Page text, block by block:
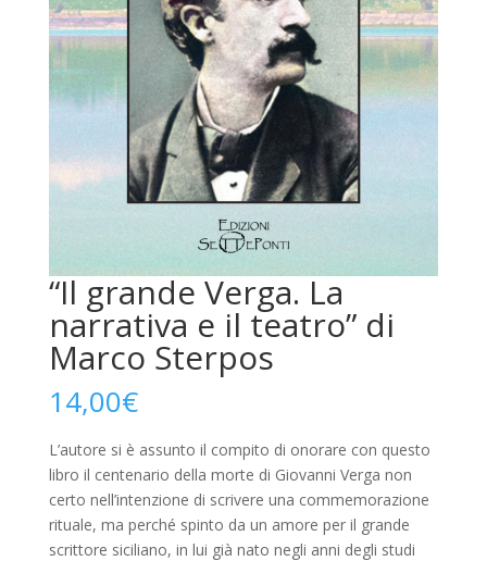
“Il grande Verga. La
narrativa e il teatro” di
Marco Sterpos
14,00€
L’autore si è assunto il compito di onorare con questo
libro il centenario della morte di Giovanni Verga non
certo nell’intenzione di scrivere una commemorazione
rituale, ma perché spinto da un amore per il grande
scrittore siciliano, in lui già nato negli anni degli studi